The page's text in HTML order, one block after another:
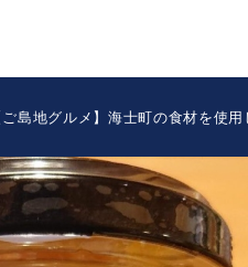
島地グルメ】海士町の食材を使用